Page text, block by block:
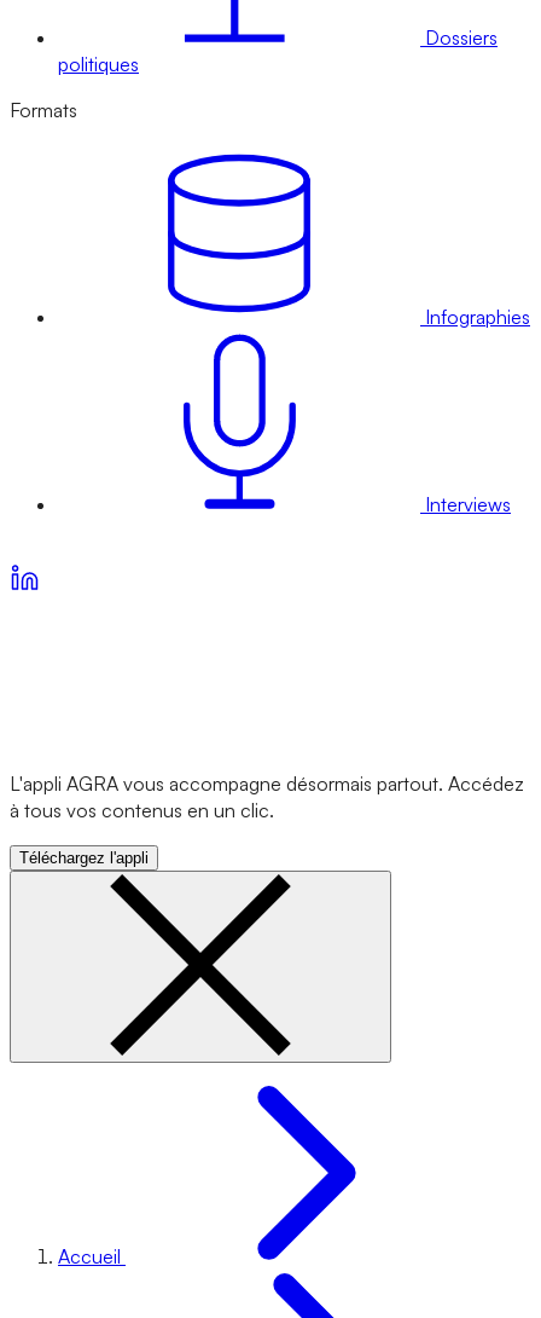
Dossiers
politiques
Formats
Infographies
Interviews
L'appli AGRA vous accompagne désormais partout. Accédez
à tous vos contenus en un clic.
Téléchargez l'appli
Accueil